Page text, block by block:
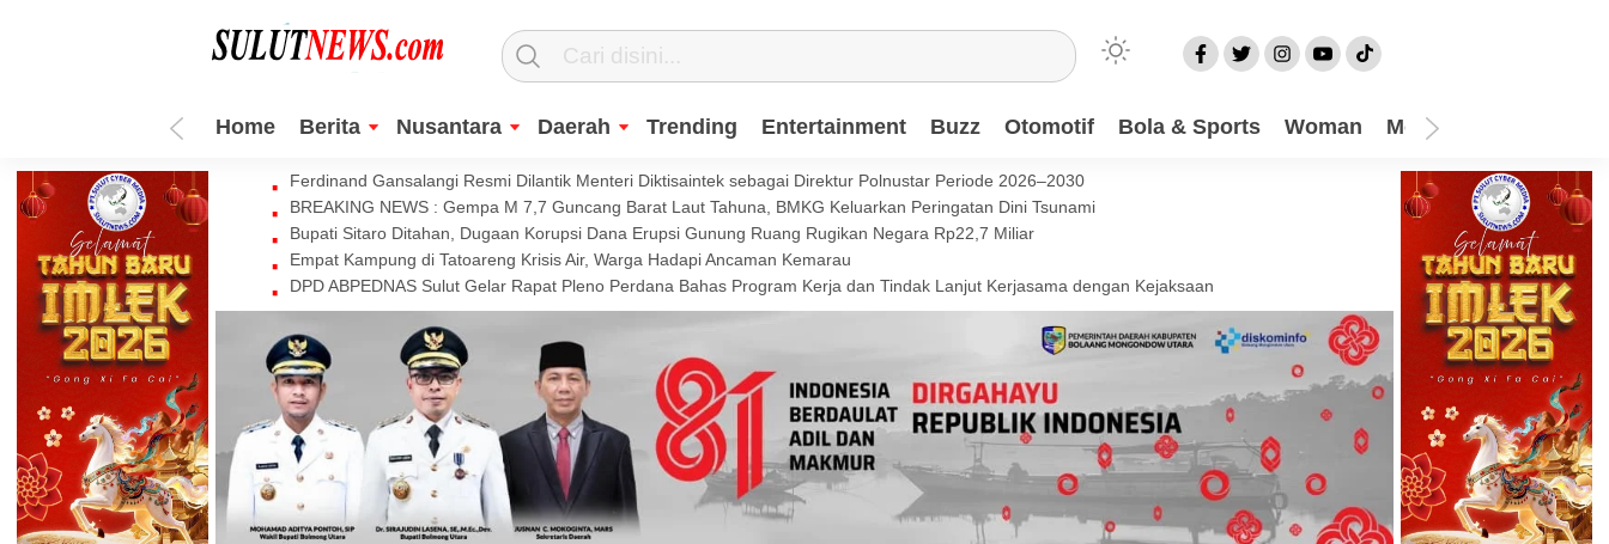
Home Berita Nusantara Daerah Trending Entertainment Buzz Otomotif Bola & Sports Woman Mom
Ferdinand Gansalangi Resmi Dilantik Menteri Diktisaintek sebagai Direktur Polnustar Periode 2026–2030
BREAKING NEWS : Gempa M 7,7 Guncang Barat Laut Tahuna, BMKG Keluarkan Peringatan Dini Tsunami
Bupati Sitaro Ditahan, Dugaan Korupsi Dana Erupsi Gunung Ruang Rugikan Negara Rp22,7 Miliar
Empat Kampung di Tatoareng Krisis Air, Warga Hadapi Ancaman Kemarau
DPD ABPEDNAS Sulut Gelar Rapat Pleno Perdana Bahas Program Kerja dan Tindak Lanjut Kerjasama dengan Kejaksaan